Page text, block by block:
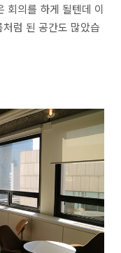
회의를 하게 될텐데 이
럼 된 공간도 많았습